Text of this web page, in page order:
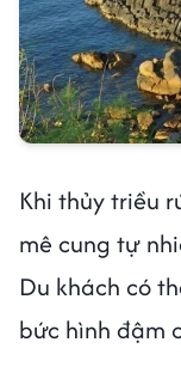
Khi thủy triều
mê cung tự
Du khách có
bức hình đậm